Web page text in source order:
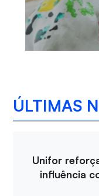
ÚLTIMAS
Unifor
influência